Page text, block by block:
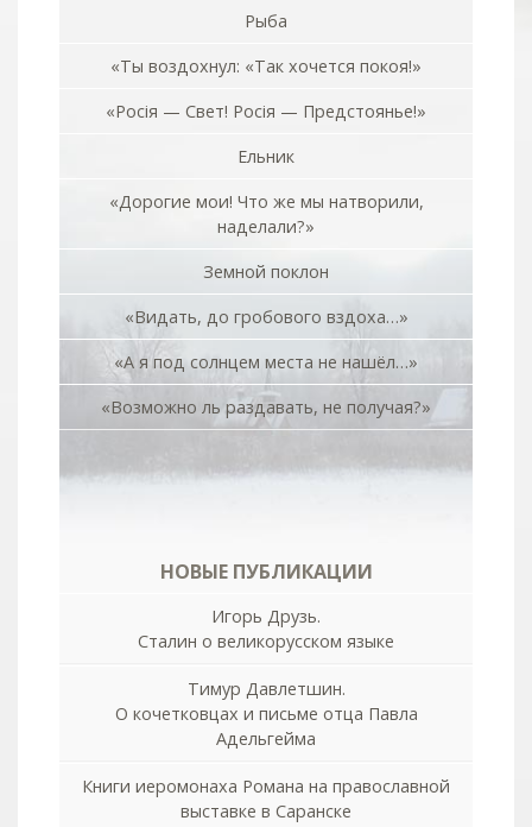
Рыба
«Ты воздохнул: «Так хочется покоя!»
«Росiя — Свет! Росiя — Предстоянье!»
Ельник
«Дорогие мои! Что же мы натворили,
наделали?»
Земной поклон
«Видать, до гробового вздоха…»
«А я под солнцем места не нашёл…»
«Возможно ль раздавать, не получая?»
НОВЫЕ ПУБЛИКАЦИИ
Игорь Друзь.
Сталин о великорусском языке
Тимур Давлетшин.
О кочетковцах и письме отца Павла
Адельгейма
Книги иеромонаха Романа на православной
выставке в Саранске